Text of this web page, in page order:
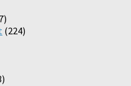
(224)